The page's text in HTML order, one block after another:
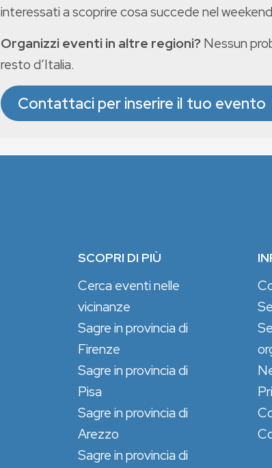
interessati a scoprire cosa succede nel
Organizzi eventi in altre regioni? Nessun
resto d’Italia.
Contattaci per inserire il tuo evento
SCOPRI DI PIÙ
Cerca eventi nelle
vicinanze
Sagre in provincia di
Firenze
Sagre in provincia di
Pisa
Sagre in provincia di
Arezzo
Sagre in provincia di